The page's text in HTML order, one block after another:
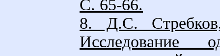
С. 65-66.
8. Д.С.
Исследование